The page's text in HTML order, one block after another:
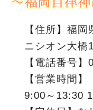
【住所】 福岡
ニシオン大橋
【電話番号】
【営業時間】
9:00～13:30